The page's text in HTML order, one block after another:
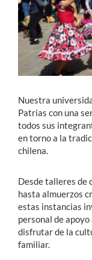
Funcionarios
Alumni
Nuestra
Patrias con una
todos sus
en torno a la
chilena.
Desde talleres de
hasta almuerzos
estas instancias
personal de
disfrutar de la
familiar.